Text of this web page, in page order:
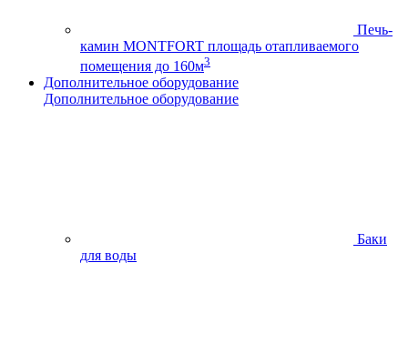
Печь-
камин MONTFORT площадь отапливаемого
помещения до 160м3
Дополнительное оборудование
Дополнительное оборудование
Баки
для воды